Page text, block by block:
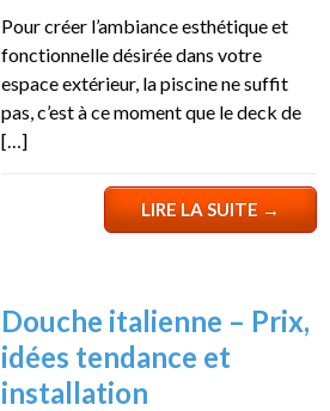
Pour créer l’ambiance esthétique et
fonctionnelle désirée dans votre
espace extérieur, la piscine ne suffit
pas, c’est à ce moment que le deck de
[…]
LIRE LA SUITE→
Douche italienne – Prix,
idées tendance et
installation